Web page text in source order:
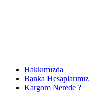
Hakkımızda
Banka Hesaplarımız
Kargom Nerede ?